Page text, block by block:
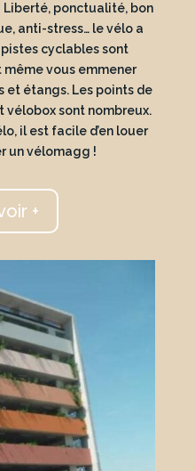
ponctualité, bon
anti-stress… le vélo a
pistes cyclables sont
vous emmener
et étangs. Les points de
sont nombreux.
il est facile d’en louer
un vélomagg !
+